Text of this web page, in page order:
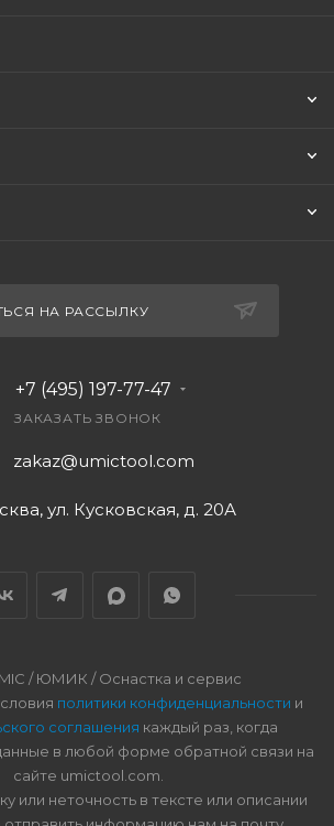
НА РАССЫЛКУ
+7 (495) 197-77-47
ЗАКАЗАТЬ ЗВОНОК
zakaz@umictool.com
ул. Кусковская, д. 20А
/ ЮМИК / Оснастка и сервис
политики конфиденциальности и
соглашения каждый раз, когда
в любой форме обратной связи на
сайте umictool.com.
или неточность в тексте или описании